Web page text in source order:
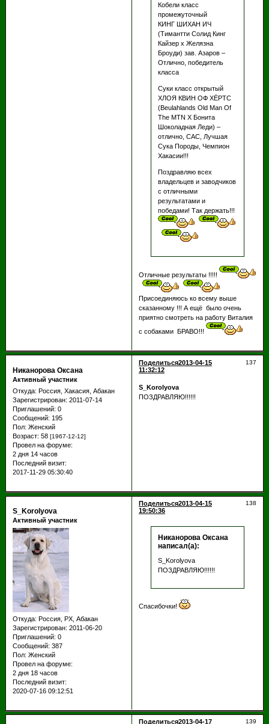
Кобели класс
промежуточный
КИНГ ШИХАН ИЧ
(Тимантти Солид Кинг
Кайзер х Желязна
Броуди) зав. Азаров –
Отлично, победитель
класса
Суки класс открытый
ХЛОЯ КВИН ОФ ХЁРТС
(Beulahlands Old Man Of
The MTN Х Бонита
Шоколадная Леди) –
отлично, САС, Лучшая
Сука Породы, Чемпион
Хакасии!!!
Поздравляю всех
владельцев и заводчиков
с отличными
результатами и
победами! Так держать!!!
Отличные результаты !!!!!
Присоединяюсь ко всему выше
сказанному !!! А ещё было очень
приятно смотреть на работу Виталия
с собаками БРАВО!!!
Поделиться 137
2013-04-15
11:32:12
Никанорова Оксана
Активный участник
Откуда: Россия, Хакасия, Абакан
Зарегистрирован: 2011-07-14
Приглашений: 0
Сообщений: 195
Пол: Женский
Возраст: 58 [1967-12-12]
Провел на форуме:
2 дня 14 часов
Последний визит:
2017-11-29 05:30:40
S_Korolyova
ПОЗДРАВЛЯЮ!!!!!!
Поделиться 138
2013-04-15
19:50:36
S_Korolyova
Активный участник
Откуда: Россия, РХ, Абакан
Зарегистрирован: 2011-06-20
Приглашений: 0
Сообщений: 387
Пол: Женский
Провел на форуме:
2 дня 18 часов
Последний визит:
2020-07-16 09:12:51
Никанорова Оксана
написал(а):
S_Korolyova
ПОЗДРАВЛЯЮ!!!!!!
Спасибочки!
Поделиться 139
2013-04-17